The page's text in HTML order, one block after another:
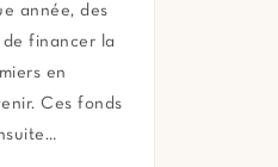
année, des
financer la
en
Ces fonds